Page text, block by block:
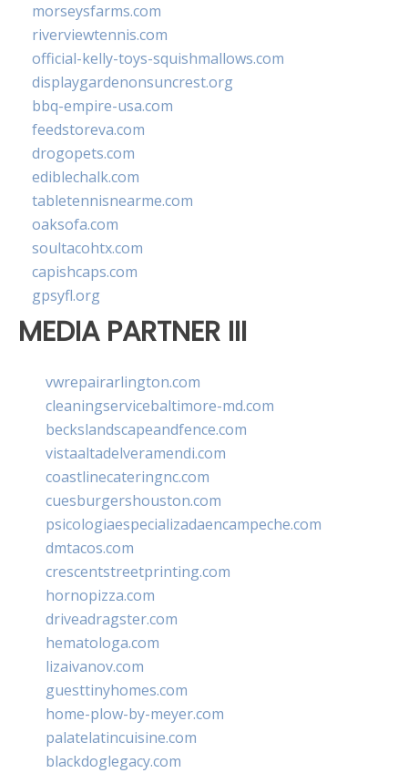
morseysfarms.com
riverviewtennis.com
official-kelly-toys-squishmallows.com
displaygardenonsuncrest.org
bbq-empire-usa.com
feedstoreva.com
drogopets.com
ediblechalk.com
tabletennisnearme.com
oaksofa.com
soultacohtx.com
capishcaps.com
gpsyfl.org
MEDIA PARTNER III
vwrepairarlington.com
cleaningservicebaltimore-md.com
beckslandscapeandfence.com
vistaaltadelveramendi.com
coastlinecateringnc.com
cuesburgershouston.com
psicologiaespecializadaencampeche.com
dmtacos.com
crescentstreetprinting.com
hornopizza.com
driveadragster.com
hematologa.com
lizaivanov.com
guesttinyhomes.com
home-plow-by-meyer.com
palatelatincuisine.com
blackdoglegacy.com